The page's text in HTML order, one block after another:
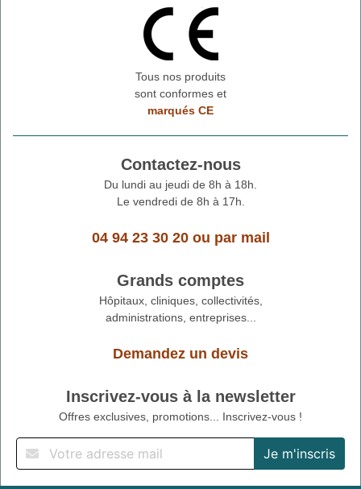
Tous nos produits
sont conformes et
marqués CE
Contactez-nous
Du lundi au jeudi de 8h à 18h.
Le vendredi de 8h à 17h.
04 94 23 30 20ou par mail
Grands comptes
Hôpitaux, cliniques, collectivités,
administrations, entreprises...
Demandez un devis
Inscrivez-vous à la newsletter
Offres exclusives, promotions... Inscrivez-vous !